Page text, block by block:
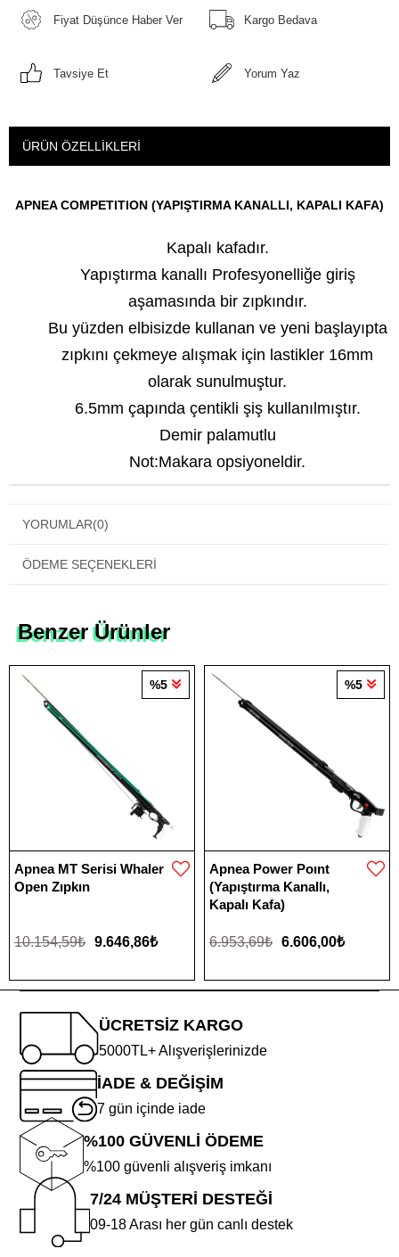
Fiyat Düşünce Haber Ver Kargo Bedava
Tavsiye Et Yorum Yaz
ÜRÜN ÖZELLIKLERI
APNEA COMPETITION (YAPIŞTIRMA KANALLI, KAPALI KAFA)
Kapalı kafadır.
Yapıştırma kanallı Profesyonelliğe giriş
aşamasında bir zıpkındır.
Bu yüzden elbisizde kullanan ve yeni başlayıpta
zıpkını çekmeye alışmak için lastikler 16mm
olarak sunulmuştur.
6.5mm çapında çentikli şiş kullanılmıştır.
Demir palamutlu
Not:Makara opsiyoneldir.
YORUMLAR(0)
ÖDEME SEÇENEKLERI
Benzer Ürünler
Apnea MT Serisi Whaler
Open Zıpkın
9.646,86₺
10.154,59₺
%5
Apnea Power Poınt
(Yapıştırma Kanallı,
Kapalı Kafa)
6.606,00₺
6.953,69₺
%5
ÜCRETSİZ KARGO
5000TL+ Alışverişlerinizde
İADE & DEĞİŞİM
7 gün içinde iade
%100 GÜVENLİ ÖDEME
%100 güvenli alışveriş imkanı
7/24 MÜŞTERİ DESTEĞİ
09-18 Arası her gün canlı destek